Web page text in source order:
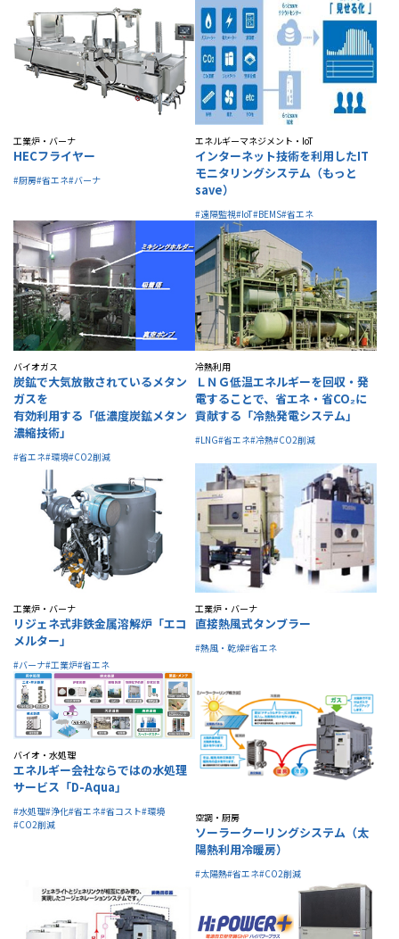
工業炉・バーナ
HECフライヤー
#厨房#省エネ#バーナ
エネルギーマネジメント・IoT
インターネット技術を利用したIT
モニタリングシステム（もっと
save）
#遠隔監視#IoT#BEMS#省エネ
バイオガス
炭鉱で大気放散されているメタン
ガスを
有効利用する「低濃度炭鉱メタン
濃縮技術」
#省エネ#環境#CO2削減
冷熱利用
ＬＮＧ低温エネルギーを回収・発
電することで、省エネ・省CO₂に
貢献する「冷熱発電システム」
#LNG#省エネ#冷熱#CO2削減
工業炉・バーナ
リジェネ式非鉄金属溶解炉「エコ
メルター」
#バーナ#工業炉#省エネ
工業炉・バーナ
直接熱風式タンブラー
#熱風・乾燥#省エネ
バイオ・水処理
エネルギー会社ならではの水処理
サービス「D-Aqua」
#水処理#浄化#省エネ#省コスト#環境
#CO2削減
空調・厨房
ソーラークーリングシステム（太
陽熱利用冷暖房）
#太陽熱#省エネ#CO2削減